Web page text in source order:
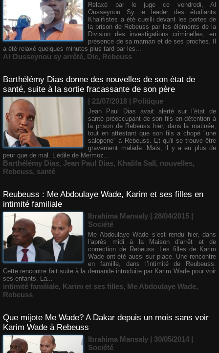
Relaxé par le juge ce vendredi, Al
Ousseynou Sy le leader des étudiants
Khalifistes a été cueilli devant les portes de
la prison de Rebeuss par les éléments de la
Division des investigations criminelles, en
présence de sa maman et de ses proches. Il
a été relaxé quelques minutes plus tard par les...
Al Ousseynou sy arrêté, Dic, Rebeuss
Barthélémy Dias donne des nouvelles de son état de
santé, suite à la sortie fracassante de son père
| 21/07/2018 | Politique
Jean Paul Dias avait alerté sur l’état de
santé préoccupant de son fils en détention à
la prison de Rebeuss hier, dans la matinée,
tout en attestant que son fils a chopé "une
saloperie" à Rebeuss. Et qu'il se trouve être
gravement malade. Mais, il y a eu plus de
peur que de mal. L’édile de Mermoz...
Barthélémy Dias, Jean Paul Dias, Khalifa Sall, nouvelles,
Rebeuss, santé
Reubeuss : Me Abdoulaye Wade, Karim et ses filles en
intimité familiale
Ibrahima Mansaly | 28/04/2015 |
Société
Me Abdoulaye Wade s’est rendu hier, dans
l’après midi à la Maison d’arrêt et de
correction de Rebeuss. Les filles de Karim
Wade ont été aussi sur place. Une rencontre
en famille, dans l’intimité de Reubeuss.
Cette rencontre fait suite à la demande introduite par Karim Wade pour voir
ses enfants. La...
intimité familiale, Karim et ses filles, Me Abdoulaye Wade,
Rebeuss
Que mijote Me Wade? A Dakar depuis un mois sans voir
Karim Wade à Rebeuss
Ibrahima Mansaly | 30/05/2014 |
Société